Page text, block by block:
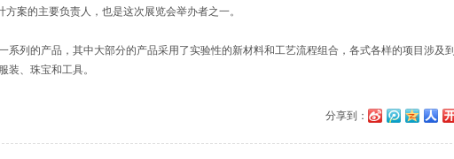
案的主要负责人，也是这次展览会举办者之一。
列的产品，其中大部分的产品采用了实验性的新材料和工艺流程组合，各式各样的项目涉及到
装、珠宝和工具。
分享到：